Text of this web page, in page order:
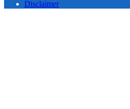
Disclaimer